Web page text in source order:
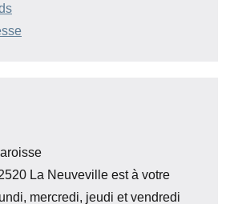
La Neuveville est à votre
mercredi, jeudi et vendredi